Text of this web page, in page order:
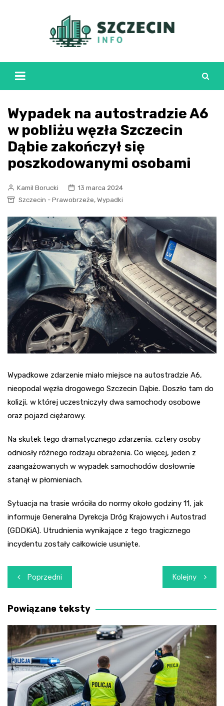
Wypadek na autostradzie A6
w pobliżu węzła Szczecin
Dąbie zakończył się
poszkodowanymi osobami
Kamil Borucki
13 marca 2024
Szczecin - Prawobrzeże, Wypadki
Wypadkowe zdarzenie miało miejsce na autostradzie A6,
nieopodal węzła drogowego Szczecin Dąbie. Doszło tam do
kolizji, w której uczestniczyły dwa samochody osobowe
oraz pojazd ciężarowy.
Na skutek tego dramatycznego zdarzenia, cztery osoby
odniosły różnego rodzaju obrażenia. Co więcej, jeden z
zaangażowanych w wypadek samochodów dosłownie
stanął w płomieniach.
Sytuacja na trasie wróciła do normy około godziny 11, jak
informuje Generalna Dyrekcja Dróg Krajowych i Autostrad
(GDDKiA). Utrudnienia wynikające z tego tragicznego
incydentu zostały całkowicie usunięte.
Nawigacja
wpisu
Poprzedni Kolejny
Powiązane teksty